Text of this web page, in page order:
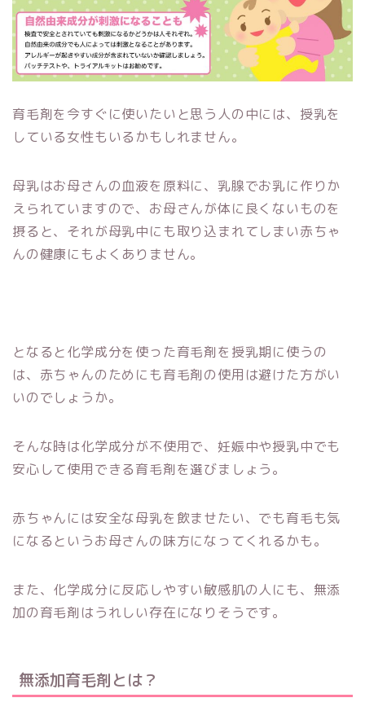
育毛剤を今すぐに使いたいと思う人の中には、授乳を
している女性もいるかもしれません。
母乳はお母さんの血液を原料に、乳腺でお乳に作りか
えられていますので、お母さんが体に良くないものを
摂ると、それが母乳中にも取り込まれてしまい赤ちゃ
んの健康にもよくありません。
となると化学成分を使った育毛剤を授乳期に使うの
は、赤ちゃんのためにも育毛剤の使用は避けた方がい
いのでしょうか。
そんな時は化学成分が不使用で、妊娠中や授乳中でも
安心して使用できる育毛剤を選びましょう。
赤ちゃんには安全な母乳を飲ませたい、でも育毛も気
になるというお母さんの味方になってくれるかも。
また、化学成分に反応しやすい敏感肌の人にも、無添
加の育毛剤はうれしい存在になりそうです。
無添加育毛剤とは？